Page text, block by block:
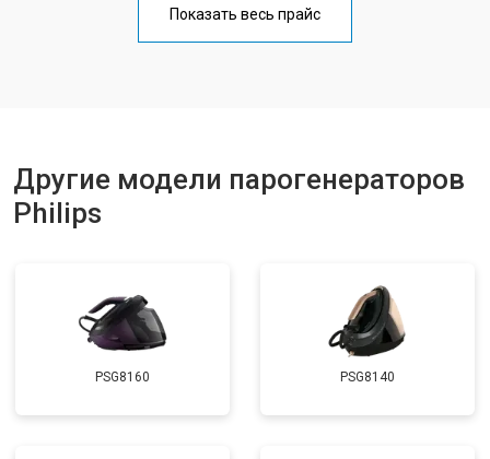
Профилактическая чистка от 4700 ₽
Показать весь прайс
Другие модели парогенераторов
Philips
PSG8160 PSG8140